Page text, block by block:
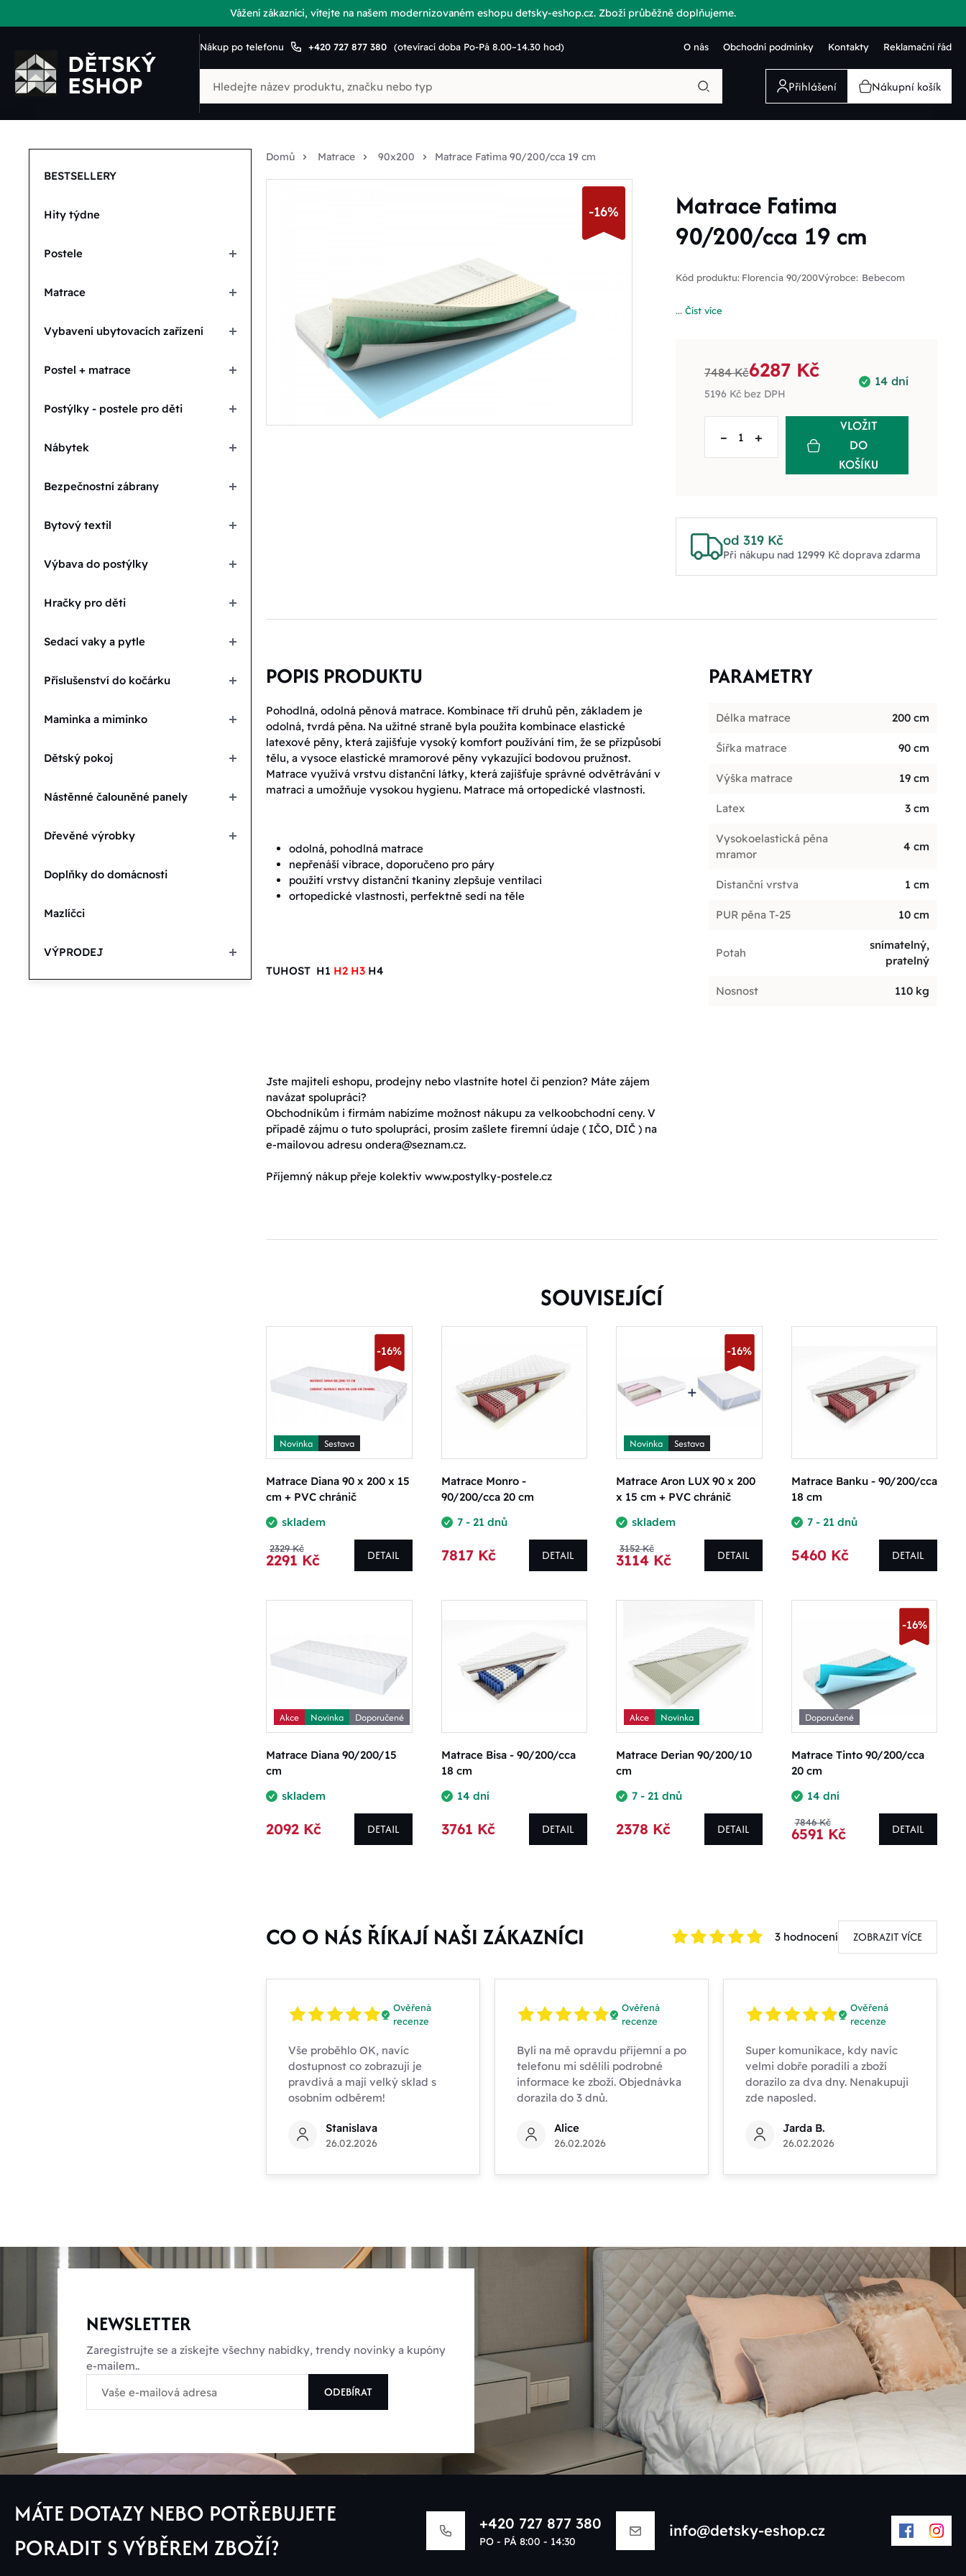
Vážení zákazníci, vítejte na našem modernizovaném eshopu detsky-eshop.cz. Zboží průběžně doplňujeme.
Nákup po telefonu +420 727 877 380 (otevírací doba Po-Pá 8.00–14.30 hod) O nás Obchodní podmínky Kontakty Reklamační řád
Přihlášení Nákupní košík
BESTSELLERY
Hity týdne
Postele
Matrace
Vybavení ubytovacích zařízení
Postel + matrace
Postýlky - postele pro děti
Nábytek
Bezpečnostní zábrany
Bytový textil
Výbava do postýlky
Hračky pro děti
Sedací vaky a pytle
Příslušenství do kočárku
Maminka a miminko
Dětský pokoj
Nástěnné čalouněné panely
Dřevěné výrobky
Doplňky do domácnosti
Mazlíčci
VÝPRODEJ
Domů Matrace 90x200 Matrace Fatima 90/200/cca 19 cm
-16%
Matrace Fatima
90/200/cca 19 cm
Kód produktu: Florencia 90/200Výrobce: Bebecom
... Číst více
14 dní
7484 Kč6287 Kč
5196 Kčbez DPH
– +
VLOŽIT
DO
KOŠÍKU
od 319 Kč
Při nákupu nad 12999 Kč doprava zdarma
POPIS PRODUKTU
Pohodlná, odolná pěnová matrace. Kombinace tří druhů pěn, základem je
odolná, tvrdá pěna. Na užitné straně byla použita kombinace elastické
latexové pěny, která zajišťuje vysoký komfort používání tím, že se přizpůsobí
tělu, a vysoce elastické mramorové pěny vykazující bodovou pružnost.
Matrace využívá vrstvu distanční látky, která zajišťuje správné odvětrávání v
matraci a umožňuje vysokou hygienu. Matrace má ortopedické vlastnosti.
odolná, pohodlná matrace
nepřenáší vibrace, doporučeno pro páry
použití vrstvy distanční tkaniny zlepšuje ventilaci
ortopedické vlastnosti, perfektně sedí na těle
TUHOST H1 H2 H3 H4
Jste majiteli eshopu, prodejny nebo vlastníte hotel či penzion? Máte zájem
navázat spolupráci?
Obchodníkům i firmám nabízíme možnost nákupu za velkoobchodní ceny. V
případě zájmu o tuto spolupráci, prosím zašlete firemní údaje ( IČO, DIČ ) na
e-mailovou adresu ondera@seznam.cz.
Příjemný nákup přeje kolektiv www.postylky-postele.cz
PARAMETRY
Délka matrace 200 cm
Šířka matrace 90 cm
Výška matrace 19 cm
Latex 3 cm
Vysokoelastická pěna
mramor
4 cm
Distanční vrstva 1 cm
PUR pěna T-25 10 cm
Potah
snímatelný,
pratelný
Nosnost 110 kg
SOUVISEJÍCÍ
Novinka Sestava
-16%
Matrace Diana 90 x 200 x 15
cm + PVC chránič
skladem
2329 Kč
2291 Kč DETAIL
Matrace Monro -
90/200/cca 20 cm
7 - 21 dnů
7817 Kč DETAIL
Novinka Sestava
-16%
Matrace Aron LUX 90 x 200
x 15 cm + PVC chránič
skladem
3152 Kč
3114 Kč DETAIL
Matrace Banku - 90/200/cca
18 cm
7 - 21 dnů
5460 Kč DETAIL
Akce Novinka Doporučené
Matrace Diana 90/200/15
cm
skladem
2092 Kč DETAIL
Matrace Bisa - 90/200/cca
18 cm
14 dní
3761 Kč DETAIL
Akce Novinka
Matrace Derian 90/200/10
cm
7 - 21 dnů
2378 Kč DETAIL
Doporučené
-16%
Matrace Tinto 90/200/cca
20 cm
14 dní
7846 Kč
6591 Kč DETAIL
CO O NÁS ŘÍKAJÍ NAŠI ZÁKAZNÍCI 3 hodnocení ZOBRAZIT VÍCE
Ověřená
recenze
Vše proběhlo OK, navíc
dostupnost co zobrazují je
pravdivá a mají velký sklad s
osobním odběrem!
Stanislava
26.02.2026
Ověřená
recenze
Byli na mě opravdu příjemní a po
telefonu mi sdělili podrobné
informace ke zboží. Objednávka
dorazila do 3 dnů.
Alice
26.02.2026
Ověřená
recenze
Super komunikace, kdy navíc
velmi dobře poradili a zboží
dorazilo za dva dny. Nenakupuji
zde naposled.
Jarda B.
26.02.2026
NEWSLETTER
Zaregistrujte se a získejte všechny nabídky, trendy novinky a kupóny
e-mailem..
ODEBÍRAT
MÁTE DOTAZY NEBO POTŘEBUJETE
PORADIT S VÝBĚREM ZBOŽÍ?
+420 727 877 380
PO - PÁ 8:00 - 14:30
info@detsky-eshop.cz